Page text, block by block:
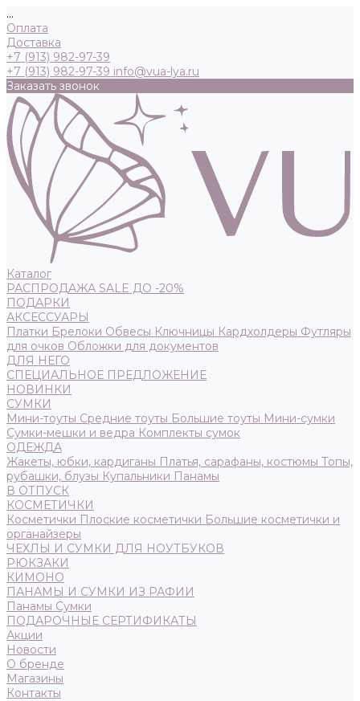
...
Оплата
Доставка
+7 (913) 982-97-39
+7 (913) 982-97-39 info@vua-lya.ru
Заказать звонок
Каталог
РАСПРОДАЖА SALE ДО -20%
ПОДАРКИ
АКСЕССУАРЫ
Платки Брелоки Обвесы Ключницы Кардхолдеры Футляры
для очков Обложки для документов
ДЛЯ НЕГО
СПЕЦИАЛЬНОЕ ПРЕДЛОЖЕНИЕ
НОВИНКИ
СУМКИ
Мини-тоуты Средние тоуты Большие тоуты Мини-сумки
Сумки-мешки и ведра Комплекты сумок
ОДЕЖДА
Жакеты, юбки, кардиганы Платья, сарафаны, костюмы Топы,
рубашки, блузы Купальники Панамы
В ОТПУСК
КОСМЕТИЧКИ
Косметички Плоские косметички Большие косметички и
органайзеры
ЧЕХЛЫ И СУМКИ ДЛЯ НОУТБУКОВ
РЮКЗАКИ
КИМОНО
ПАНАМЫ И СУМКИ ИЗ РАФИИ
Панамы Сумки
ПОДАРОЧНЫЕ СЕРТИФИКАТЫ
Акции
Новости
О бренде
Магазины
Контакты